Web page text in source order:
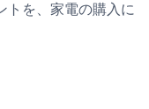
トを、家電の購入に